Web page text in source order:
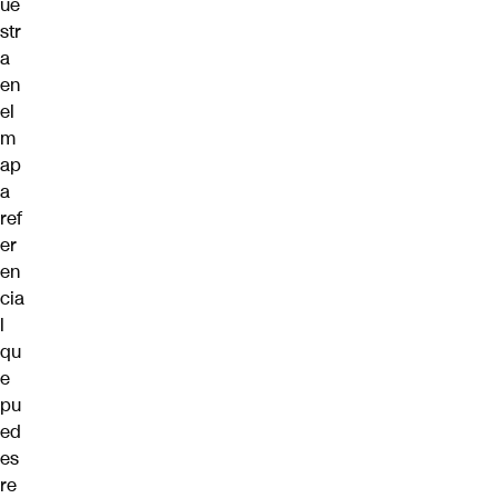
str
a
en
el
m
ap
a
ref
er
en
cia
l
qu
e
pu
ed
es
re